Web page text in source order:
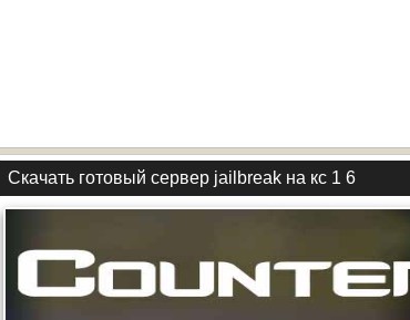
Скачать готовый сервер jailbreak на кс 1 6